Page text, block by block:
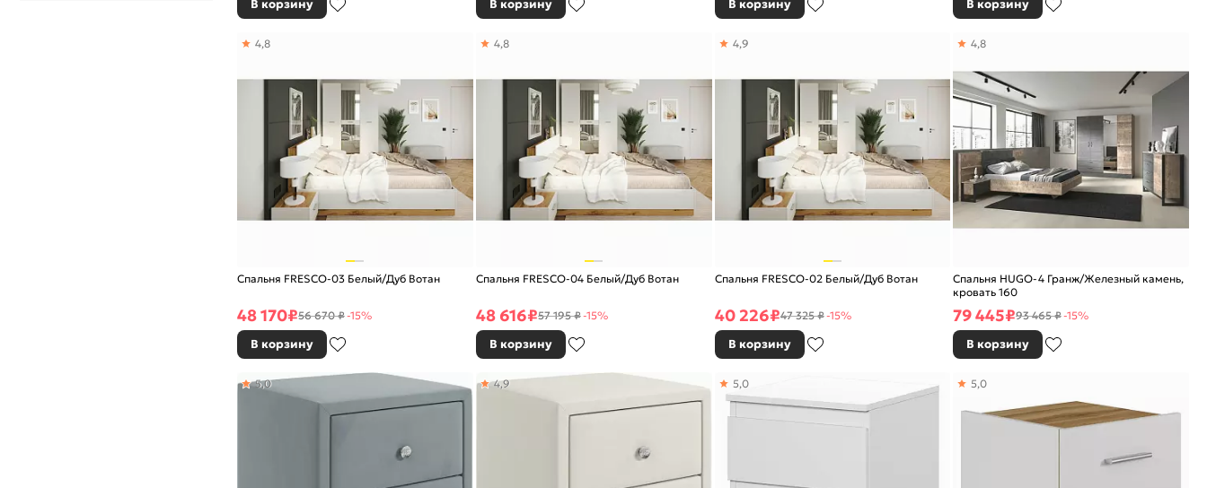
В корзину В корзину В корзину В корзину
Спальня FRESCO-03 Белый/Дуб Вотан
4,8
48 170₽56 670 ₽-15%
В корзину
Спальня FRESCO-04 Белый/Дуб Вотан
4,8
48 616₽57 195 ₽-15%
В корзину
Спальня FRESCO-02 Белый/Дуб Вотан
4,9
40 226₽47 325 ₽-15%
В корзину
Спальня HUGO-4 Гранж/Железный камень,
кровать 160
4,8
79 445₽93 465 ₽-15%
В корзину
5,0 4,9 5,0 5,0